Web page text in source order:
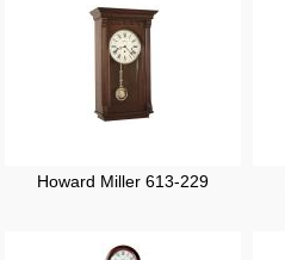
Howard Miller 613-229